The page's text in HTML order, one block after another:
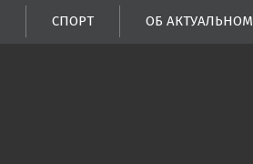
поступлений в
бюджеты всех уровней.
СПОРТ ОБ АКТУАЛЬНОМ